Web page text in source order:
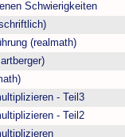
Schwierigkeiten
(realmath)
- Teil3
- Teil2